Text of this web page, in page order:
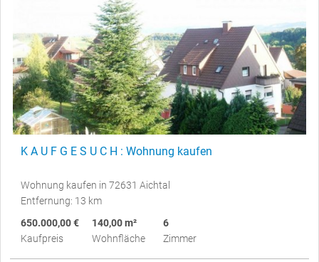
K A U F G E S U C H : Wohnung kaufen
Wohnung kaufen in 72631 Aichtal
Entfernung: 13 km
650.000,00 €
Kaufpreis
140,00 m²
Wohnfläche
6
Zimmer